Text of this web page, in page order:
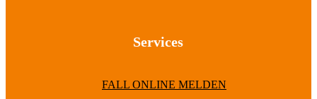
Services
FALL ONLINE MELDEN